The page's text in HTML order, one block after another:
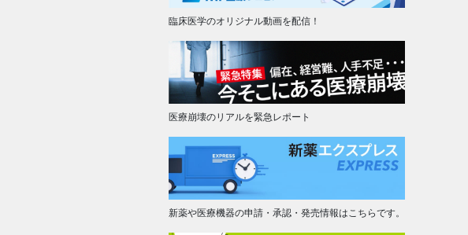
臨床医学のオリジナル動画を配信！
医療崩壊のリアルを緊急レポート
新薬や医療機器の申請・承認・発売情報はこちらです。